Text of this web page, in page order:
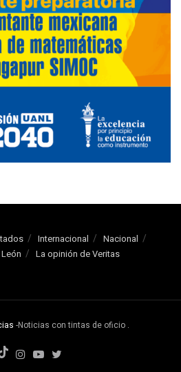
Internacional
Nacional
La opinión de Veritas
-Noticias con tintas de oficio .